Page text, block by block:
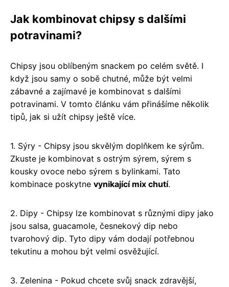
Jak kombinovat chipsy s dalšími
potravinami?
Chipsy jsou oblíbeným snackem po celém světě. I
když jsou samy o sobě chutné, může být velmi
zábavné a zajímavé je kombinovat s dalšími
potravinami. V tomto článku vám přinášíme několik
tipů, jak si užít chipsy ještě více.
1. Sýry - Chipsy jsou skvělým doplňkem ke sýrům.
Zkuste je kombinovat s ostrým sýrem, sýrem s
kousky ovoce nebo sýrem s bylinkami. Tato
kombinace poskytne vynikající mix chutí.
2. Dipy - Chipsy lze kombinovat s různými dipy jako
jsou salsa, guacamole, česnekový dip nebo
tvarohový dip. Tyto dipy vám dodají potřebnou
tekutinu a mohou být velmi osvěžující.
3. Zelenina - Pokud chcete svůj snack zdravější,